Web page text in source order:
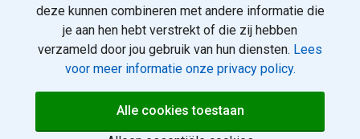
© 2026
Over ons
deze kunnen combineren met andere informatie die
je aan hen hebt verstrekt of die zij hebben
verzameld door jou gebruik van hun diensten. Lees
voor meer informatie onze privacy policy.
Alle cookies toestaan